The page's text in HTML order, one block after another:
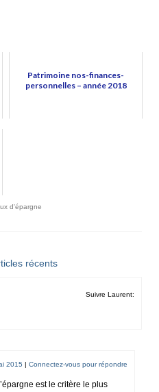
Patrimoine nos-finances-
personnelles – année 2018
d'épargne
récents
Suivre Laurent:
2015 | Connectez-vous pour répondre
est le critère le plus